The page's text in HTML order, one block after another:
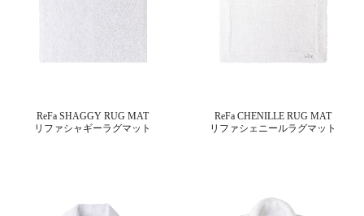
ReFa SHAGGY RUG MAT
リファシャギーラグマット
ReFa CHENILLE RUG MAT
リファシェニールラグマット